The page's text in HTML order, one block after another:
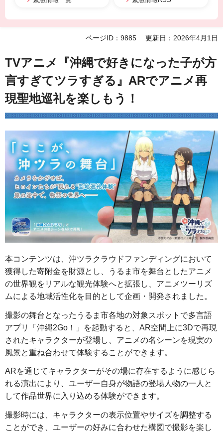
ページID：9885 更新日：2026年4月1日
TVアニメ『沖縄で好きになった子が方
言すぎてツラすぎる』ARでアニメ再
現聖地巡礼を楽しもう！
本コンテンツは、沖ツラクラウドファンディングにおいて
獲得した寄附金を財源とし、うるま市を舞台としたアニメ
の世界観をリアルな観光体験へと拡張し、アニメツーリズ
ムによる地域活性化を目的として企画・開発されました。
撮影の舞台となったうるま市各地の対象スポットで多言語
アプリ「沖縄2Go！」を起動すると、AR空間上に3Dで再現
されたキャラクターが登場し、アニメの名シーンを現実の
風景と重ね合わせて体験することができます。
ARを通じてキャラクターがその場に存在するように感じら
れる演出により、ユーザー自身が物語の登場人物の一人と
して作品世界に入り込める体験ができます。
撮影時には、キャラクターの表示位置やサイズを調整する
ことができ、ユーザーの好みに合わせた構図で撮影を楽し